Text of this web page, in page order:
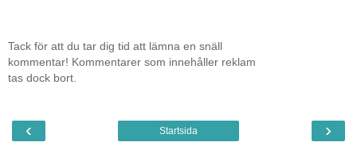
Tack för att du tar dig tid att lämna en snäll
kommentar! Kommentarer som innehåller reklam
tas dock bort.
‹ ›
Startsida